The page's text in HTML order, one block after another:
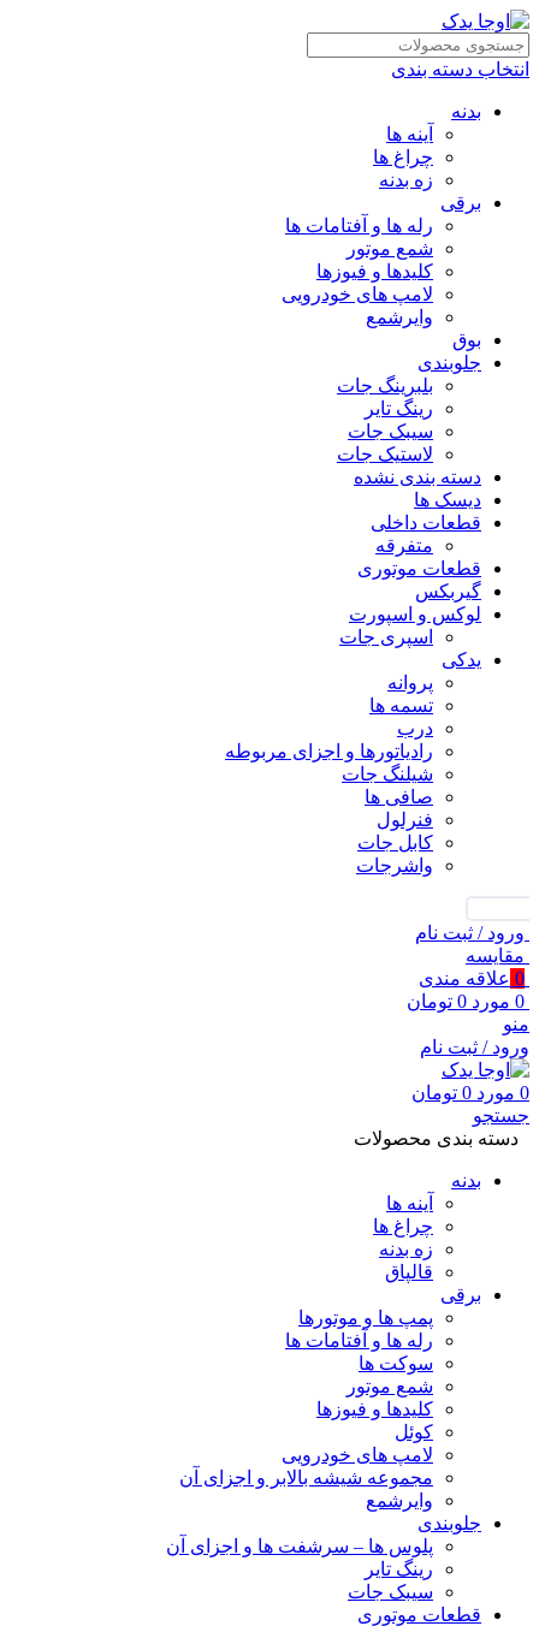
انتخاب دسته بندی
بدنه
آینه ها
چراغ ها
زه بدنه
برقی
رله ها و آفتامات ها
شمع موتور
کلیدها و فیوزها
لامپ های خودرویی
وایرشمع
بوق
جلوبندی
بلبرینگ جات
رینگ تایر
سیبک جات
لاستیک جات
دسته بندی نشده
دیسک ها
قطعات داخلی
متفرقه
قطعات موتوری
گیربکس
لوکس و اسپورت
اسپری جات
یدکی
پروانه
تسمه ها
درب
رادیاتورها و اجزای مربوطه
شیلنگ جات
صافی ها
فنرلول
کابل جات
واشرجات
ورود / ثبت نام
مقايسه
0 علاقه مندی
0 مورد 0 تومان
منو
ورود / ثبت نام
0 مورد 0 تومان
جستجو
دسته بندی محصولات
بدنه
آینه ها
چراغ ها
زه بدنه
قالپاق
برقی
پمپ ها و موتورها
رله ها و آفتامات ها
سوکت ها
شمع موتور
کلیدها و فیوزها
کوئل
لامپ های خودرویی
مجموعه شیشه بالابر و اجزای آن
وایرشمع
جلوبندی
پلوس ها – سرشفت ها و اجزای آن
رینگ تایر
سیبک جات
قطعات موتوری